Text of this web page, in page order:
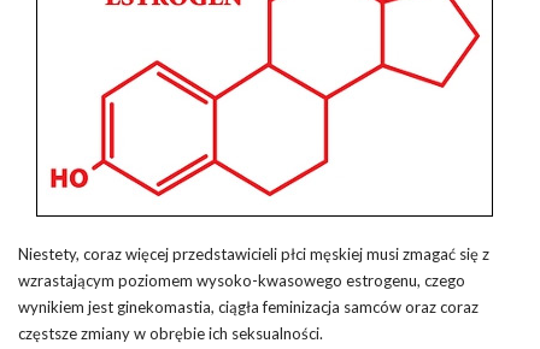
Niestety, coraz więcej przedstawicieli płci męskiej musi zmagać się z
wzrastającym poziomem wysoko-kwasowego estrogenu, czego
wynikiem jest ginekomastia, ciągła feminizacja samców oraz coraz
częstsze zmiany w obrębie ich seksualności.